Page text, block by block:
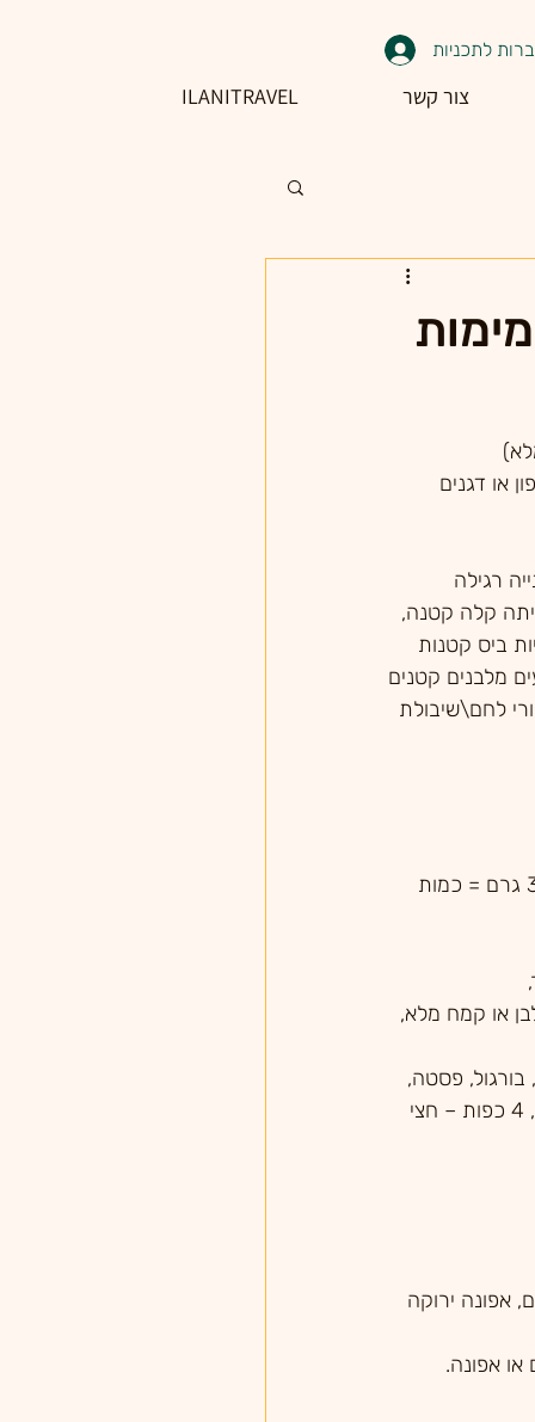
לתכניות
צור קשר ILANITRAVEL
או דגנים
3 כפות פרורי לחם\שיבולת
3/4 כוס ברנפלקס, 1 פייבר (30 גרם = כמות
בורגול, פסטה,
קוסקוס, פתיתים - לאחר בישול, 4 כפות – חצי
אפונה ירוקה